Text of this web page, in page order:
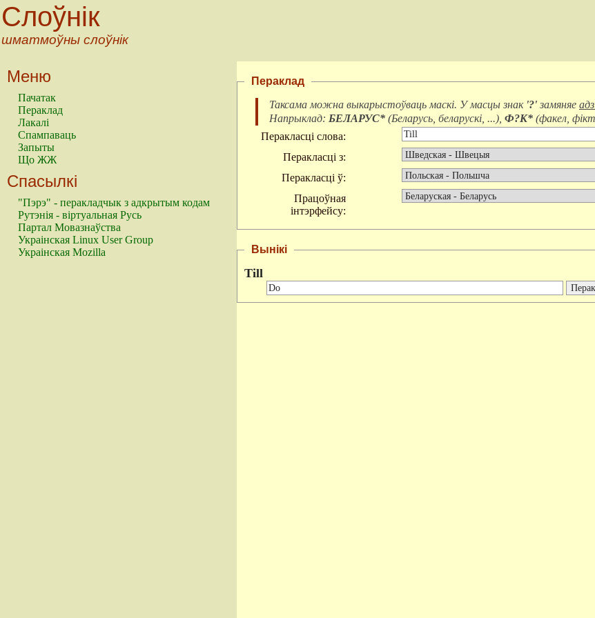
Слоўнік
шматмоўны слоўнік
Меню
Пачатак
Пераклад
Лакалі
Спампаваць
Запыты
Що ЖЖ
Спасылкі
"Пэрэ" - перакладчык з адкрытым кодам
Рутэнія - віртуальная Русь
Партал Мовазнаўства
Украінская Linux User Group
Украінская Mozilla
Пераклад
Таксама можна выкарыстоўваць маскі. У масцы знак '?' замяняе
Напрыклад: БЕЛАРУС* (Беларусь, беларускі, ...), Ф?К* (факел,
Перакласці слова:
Перакласці з:
Перакласці ў:
Працоўная
інтэрфейсу:
Вынікі
Till